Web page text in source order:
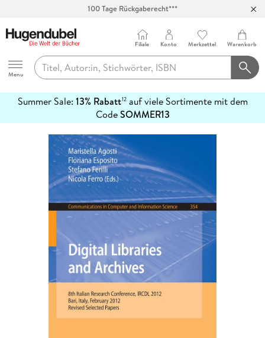
100 Tage Rückgaberecht***
Hugendubel
Menu
Filiale Konto Merkzettel Warenkorb
Summer Sale: 13% Rabatt12auf viele Sortimente mit dem
CodeSOMMER13
erfahren